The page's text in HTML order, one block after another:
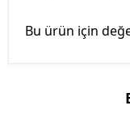
Bu ürün için